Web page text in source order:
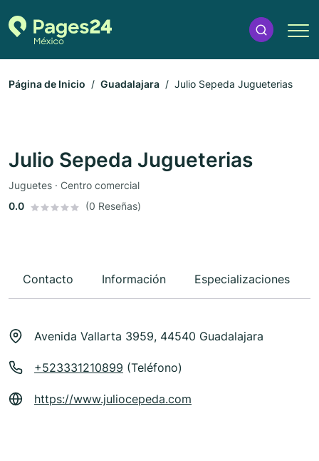
Página de Inicio Guadalajara Julio Sepeda Jugueterias
Julio Sepeda Jugueterias
Juguetes · Centro comercial
0.0
(0 Reseñas)
Contacto Información Especializaciones
Avenida Vallarta 3959, 44540 Guadalajara
+523331210899 (Teléfono)
https://www.juliocepeda.com